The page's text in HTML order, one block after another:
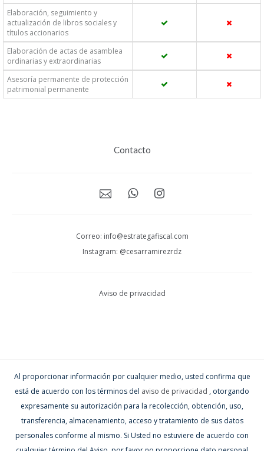
Elaboración, seguimiento y
actualización de libros sociales y
títulos accionarios
Elaboración de actas de asamblea
ordinarias y extraordinarias
Asesoría permanente de protección
patrimonial permanente
Contacto
Correo: info@estrategafiscal.com
Instagram: @cesarramirezrdz
Aviso de privacidad
Al proporcionar información por cualquier medio, usted confirma que
está de acuerdo con los términos del aviso de privacidad , otorgando
expresamente su autorización para la recolección, obtención, uso,
transferencia, almacenamiento, acceso y tratamiento de sus datos
personales conforme al mismo. Si Usted no estuviere de acuerdo con